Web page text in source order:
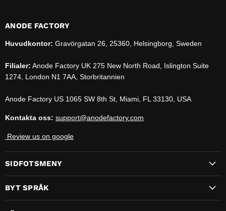
ANODE FACTORY
Huvudkontor: Gravörgatan 26, 25360, Helsingborg, Sweden
Filialer: Anode Factory UK 275 New North Road, Islington Suite
1274, London N1 7AA, Storbritannien
Anode Factory US 1065 SW 8th St, Miami, FL 33130, USA
Kontakta oss: support@anodefactory.com
Review us on google
SIDFOTSMENY
BYT SPRÅK